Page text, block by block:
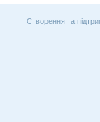
Створення та